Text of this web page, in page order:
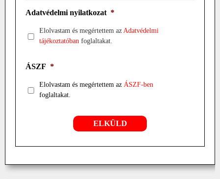
Adatvédelmi nyilatkozat *
Elolvastam és megértettem az Adatvédelmi
tájékoztatóban foglaltakat.
ÁSZF *
Elolvastam és megértettem az ÁSZF-ben
foglaltakat.